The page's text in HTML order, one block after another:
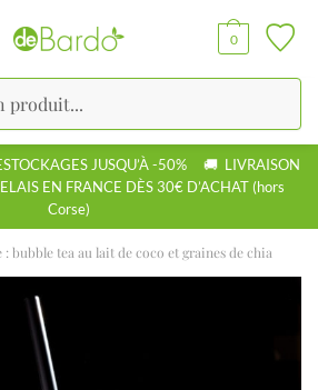
0
JUSQU’À -50% 🚚 LIVRAISON
EN FRANCE DÈS 30€ D’ACHAT (hors
Corse)
: bubble tea au lait de coco et graines de chia